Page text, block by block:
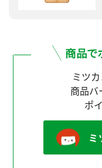
ミツ
商品バ
ポ
ミ